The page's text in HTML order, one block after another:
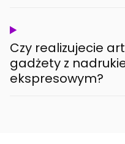
Czy realizujecie
gadżety z
ekspresowym?